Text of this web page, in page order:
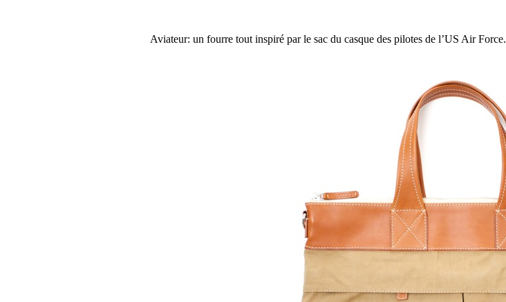
Aviateur: un fourre tout inspiré par le sac du casque des pilotes de l’US Air Force.